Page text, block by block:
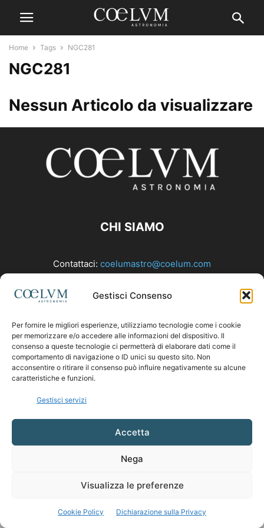
Gestisci Consenso
Per fornire le migliori esperienze, utilizziamo tecnologie come i cookie
per memorizzare e/o accedere alle informazioni del dispositivo. Il
consenso a queste tecnologie ci permetterà di elaborare dati come il
comportamento di navigazione o ID unici su questo sito. Non
acconsentire o ritirare il consenso può influire negativamente su alcune
caratteristiche e funzioni.
Gestisci servizi
Accetta
Nega
Visualizza le preferenze
Cookie Policy Dichiarazione sulla Privacy
Home Tags NGC281
NGC281
Nessun Articolo da visualizzare
CHI SIAMO
Contattaci: coelumastro@coelum.com
SEGUICI